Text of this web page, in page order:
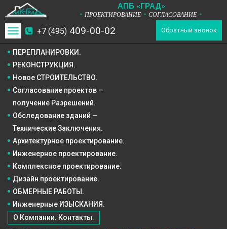
АПБ «ГРАД»
* ПРОЕКТИРОВАНИЕ * СОГЛАСОВАНИЕ *
+7 (495) 409-00-02 Обратный звонок
Toggle
navigation
ПЕРЕПЛАНИРОВКИ.
РЕКОНСТРУКЦИЯ.
Новое СТРОИТЕЛЬСТВО.
ОБМЕРНЫЕ РАБОТЫ.
Инженерные ИЗЫСКАНИЯ.
О Компании. Контакты.
Согласование проектов —
получение Разрешений.
Обследование зданий —
Технические Заключения.
Архитектурное проектирование.
Инженерное проектирование.
Комплексное проектирование.
Дизайн проектирование.